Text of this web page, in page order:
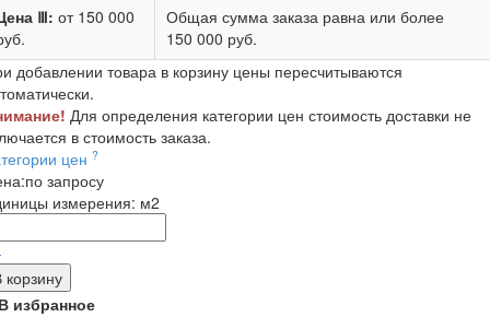
Ⅲ: от 150 000
Общая сумма заказа равна или более
150 000 руб.
добавлении товара в корзину цены пересчитываются
Для определения категории цен стоимость доставки не
в стоимость заказа.
цен ?
по запросу
измерения: м2
корзину
избранное